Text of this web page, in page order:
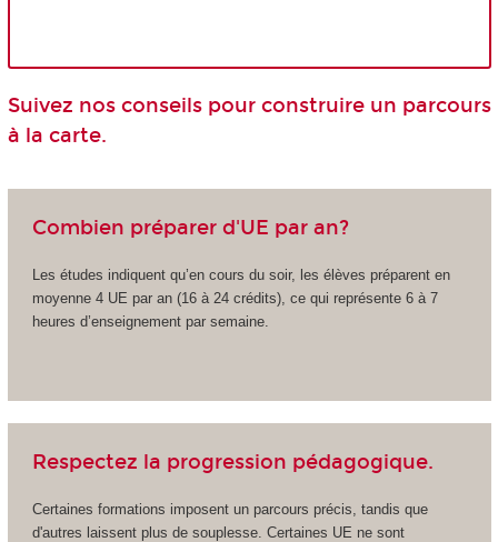
Suivez nos conseils pour construire un parcours
à la carte.
Combien préparer d'UE par an?
Les études indiquent qu’en cours du soir, les élèves préparent en
moyenne 4 UE par an (16 à 24 crédits), ce qui représente 6 à 7
heures d’enseignement par semaine.
Respectez la progression pédagogique.
Certaines formations imposent un parcours précis, tandis que
d'autres laissent plus de souplesse. Certaines UE ne sont